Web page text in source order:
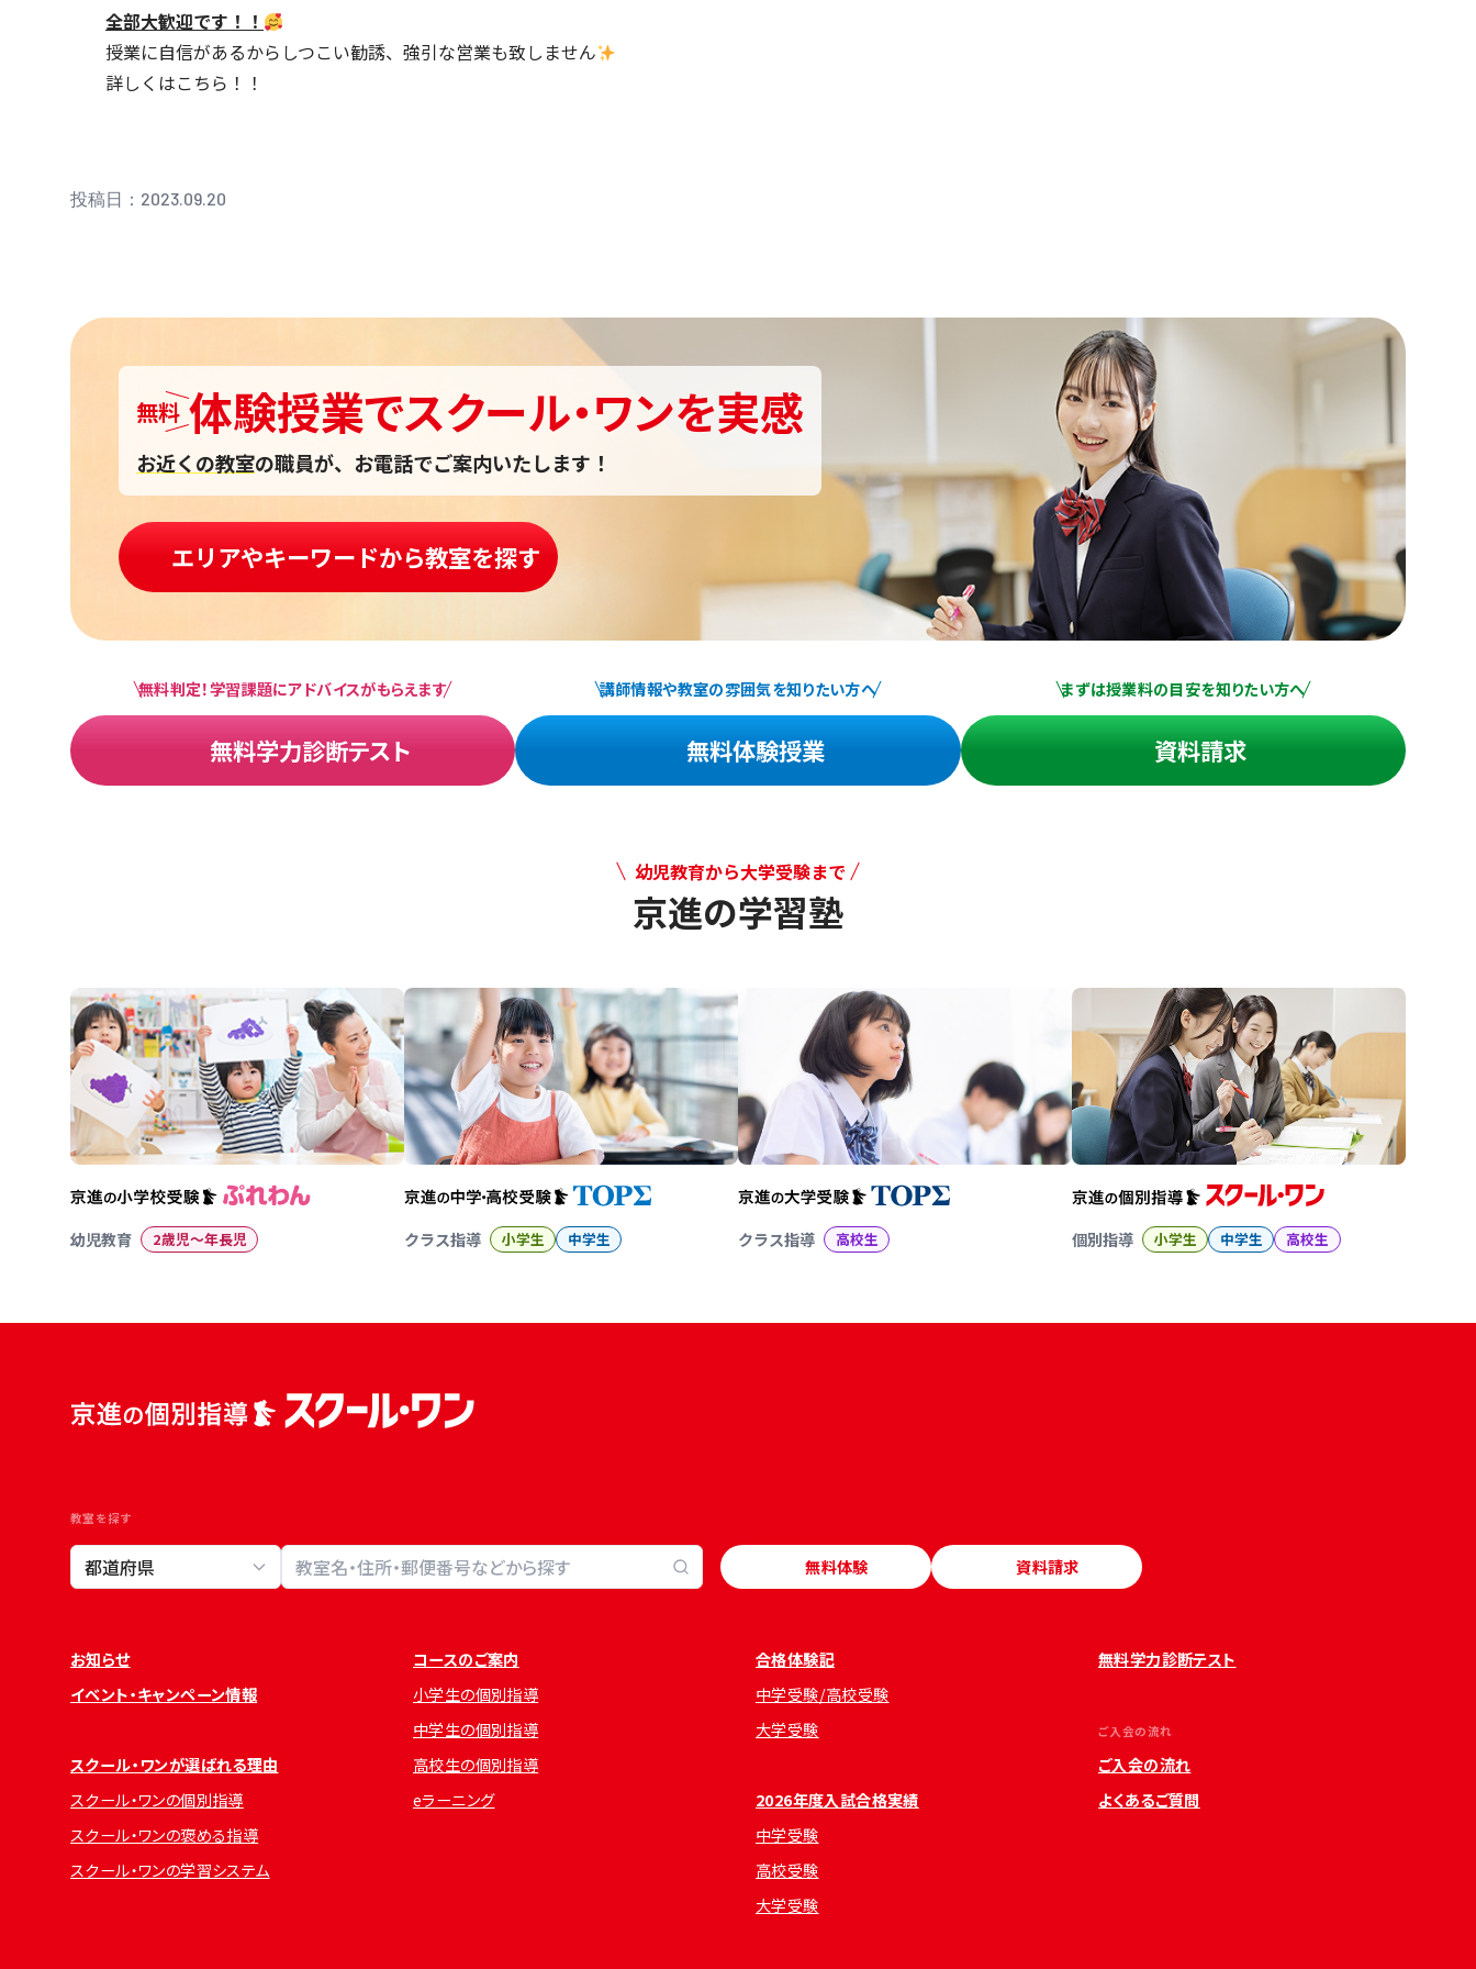
全部大歓迎です！！
授業に自信があるからしつこい勧誘、強引な営業も致しません
詳しくはこちら！！
投稿日：2023.09.20
無料 体験授業でスクール・ワンを実感
お近くの教室の職員が、お電話でご案内いたします！
エリアやキーワードから教室を探す
無料判定！学習課題にアドバイスがもらえます
無料学力診断テスト
講師情報や教室の雰囲気を知りたい方へ
無料体験授業
まずは授業料の目安を知りたい方へ
資料請求
幼児教育から大学受験まで
京進の学習塾
幼児教育 2歳児〜年長児 クラス指導 小学生 中学生 クラス指導 高校生 個別指導 小学生 中学生 高校生
教室を探す
教室検索 無料体験 資料請求
お知らせ
イベント・キャンペーン情報
スクール・ワンが選ばれる理由
スクール・ワンの個別指導
スクール・ワンの褒める指導
スクール・ワンの学習システム
コースのご案内
小学生の個別指導
中学生の個別指導
高校生の個別指導
eラーニング
合格体験記
中学受験/高校受験
大学受験
2026年度入試合格実績
中学受験
高校受験
大学受験
無料学力診断テスト
ご入会の流れ
ご入会の流れ
よくあるご質問